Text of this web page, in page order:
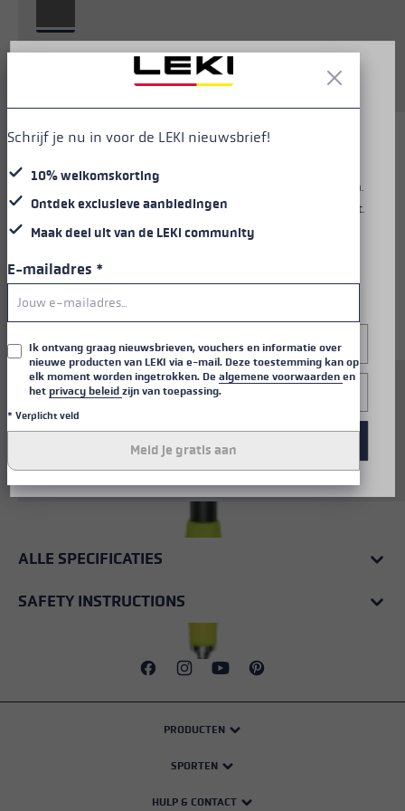
Aanvraag van reserveonderdelen
Ersatzsegment (Unterteil) für LEKI FX.One
Stöcke. Abmessungen: 14x260mm.
ALLE SPECIFICATIES
SAFETY INSTRUCTIONS
PRODUCTEN
SPORTEN
HULP & CONTACT
policy.
Allgemeine Informationen über Cookies
Nutzungserlebnis zu bieten. Einige Cookies sind essenziell
Angebot zu verbessern und dir relevante Inhalte anzuzeigen.
Du kannst selbst entscheiden, welche Cookies du akzeptierst.
Du kannst deine Einwilligung jederzeit über die "Cookie-
Weitere Informationen findest du in unserer
Datenschutzerklärung
Configureer
Alleen essentieel
Schrijf je nu in voor de LEKI nieuwsbrief!
10% welkomskorting
Ontdek exclusieveaanbiedingen
Maak deel uit van de LEKI community
E-mailadres *
Ik ontvang graag nieuwsbrieven, vouchers en informatie over
nieuwe producten van LEKI via e-mail. Deze toestemming kan op
elk moment worden ingetrokken. De algemene voorwaarden en
het privacy beleid zijn van toepassing.
* Verplicht veld
Meld je gratis aan